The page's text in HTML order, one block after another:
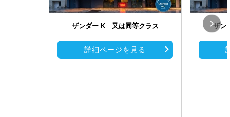
ザンダー K 又は同等クラス
詳細ページを見る
ザン